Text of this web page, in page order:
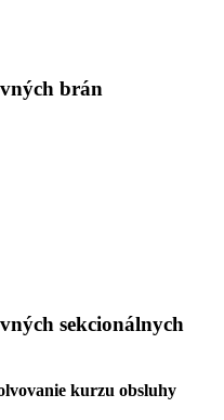
brán
sekcionálnych
kurzu obsluhy